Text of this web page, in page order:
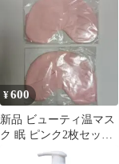
¥600
新品 ビューティ温マス
ク 眠 ピンク2枚セット
新品未使用